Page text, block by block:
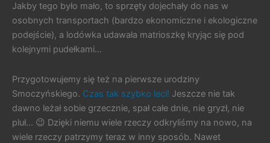
Jakby tego było mało, to sprzęty dojechały do nas w
osobnych transportach (bardzo ekonomiczne i ekologiczne
podejście), a lodówka udawała matrioszkę kryjąc się pod
kolejnymi pudełkami…
Przygotowujemy się też na pierwsze urodziny
Smoczyńskiego. Czas tak szybko leci! Jeszcze nie tak
dawno leżał sobie grzecznie, spał całe dnie, nie gryzł, nie
pluł… 😉 Dzięki niemu wiele rzeczy odkryliśmy na nowo, na
wiele rzeczy patrzymy teraz w inny sposób. Nawet